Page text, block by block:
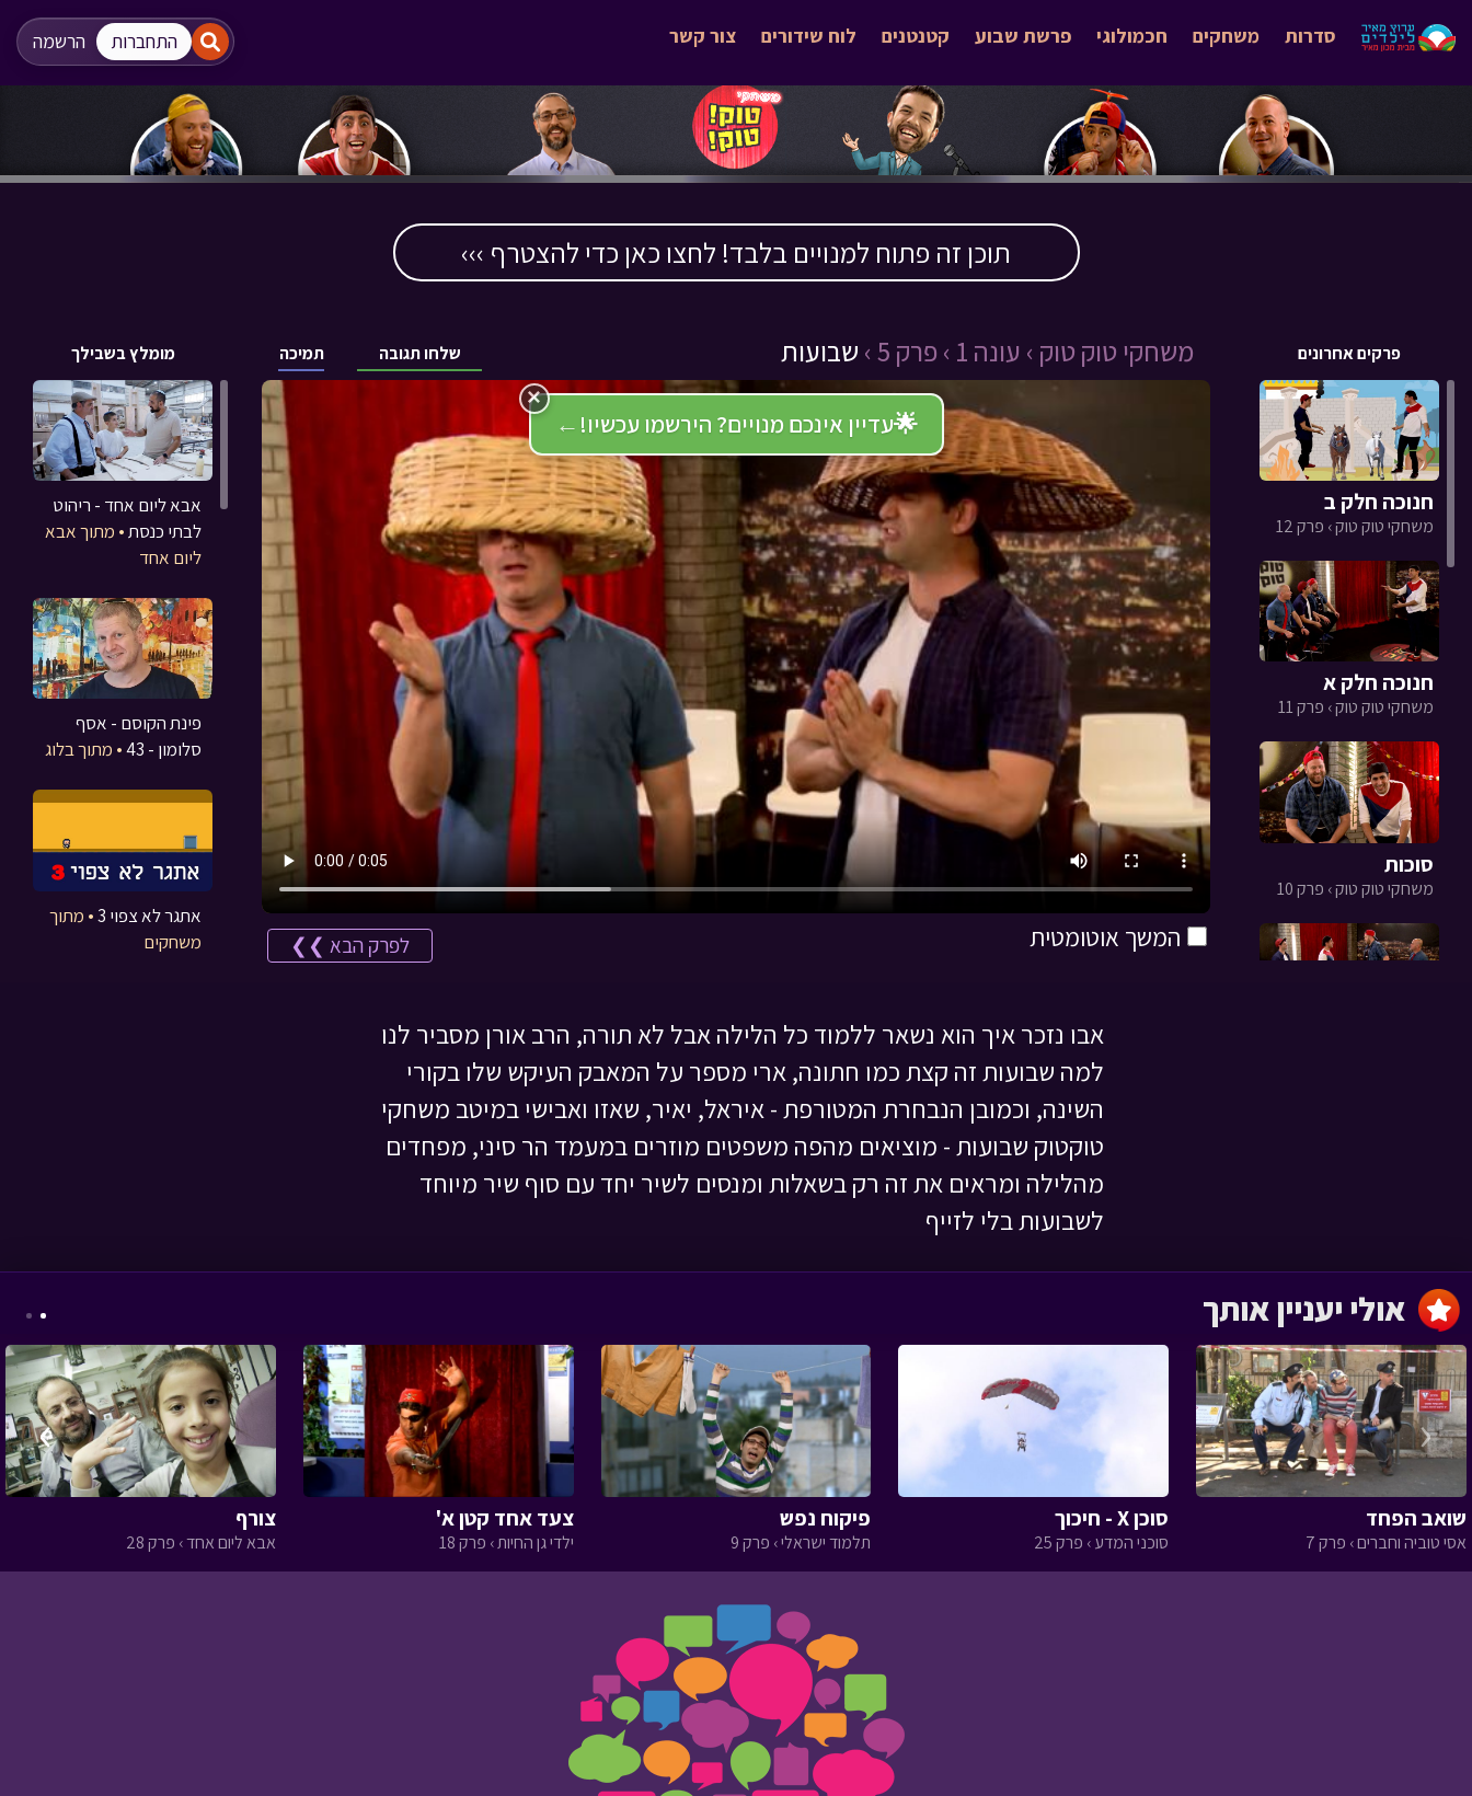
התחברות הרשמה צור קשר לוח שידורים קטנטנים פרשת שבוע חכמולוגי משחקים סדרות
תוכן זה פתוח למנויים בלבד! לחצו כאן כדי להצטרף ›››
מומלץ בשבילך תמיכה שלחו תגובה משחקי טוק טוק › עונה 1 › פרק 5 › שבועות פרקים אחרונים
🌟עדיין אינכם מנויים? הירשמו עכשיו! ←
×
המשך אוטומטית לפרק הבא ❯❯
חנוכה חלק ב
משחקי טוק טוק › פרק 12
חנוכה חלק א
משחקי טוק טוק › פרק 11
סוכות
משחקי טוק טוק › פרק 10
קיץ חלק 1
משחקי טוק טוק › פרק 6
אבא ליום אחד - ריהוט
לבתי כנסת• מתוך אבא
ליום אחד
פינת הקוסם - אסף
סלומון - 43
• מתוך בלוג
אתגר לא צפוי 3
• מתוך
משחקים
פרק שלישי• מתוך
המסע לבר המצווה
אבא ליום אחד - הקמת
גינות• מתוך אבא ליום
אבו נזכר איך הוא נשאר ללמוד כל הלילה אבל לא תורה, הרב אורן מסביר לנו
למה שבועות זה קצת כמו חתונה, ארי מספר על המאבק העיקש שלו בקורי
השינה, וכמובן הנבחרת המטורפת - איראל, יאיר, שאזו ואבישי במיטב משחקי
טוקטוק שבועות - מוציאים מהפה משפטים מוזרים במעמד הר סיני, מפחדים
מהלילה ומראים את זה רק בשאלות ומנסים לשיר יחד עם סוף שיר מיוחד
לשבועות בלי לזייף
שואב הפחד
אסי טוביה וחברים › פרק 7
סוכן X - חיכוך
סוכני המדע › פרק 25
פיקוח נפש
תלמוד ישראלי › פרק 9
צעד אחד קטן א'
ילדי גן החיות › פרק 18
צורף
אבא ליום אחד › פרק 28
‹
›